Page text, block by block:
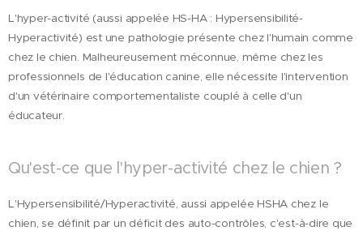
L'hyper-activité (aussi appelée HS-HA : Hypersensibilité-
Hyperactivité) est une pathologie présente chez l'humain comme
chez le chien. Malheureusement méconnue, même chez les
professionnels de l'éducation canine, elle nécessite l'intervention
d'un vétérinaire comportementaliste couplé à celle d'un
éducateur.
Qu'est-ce que l'hyper-activité chez le chien ?
L'Hypersensibilité/Hyperactivité, aussi appelée HSHA chez le
chien, se définit par un déficit des auto-contrôles, c'est-à-dire que